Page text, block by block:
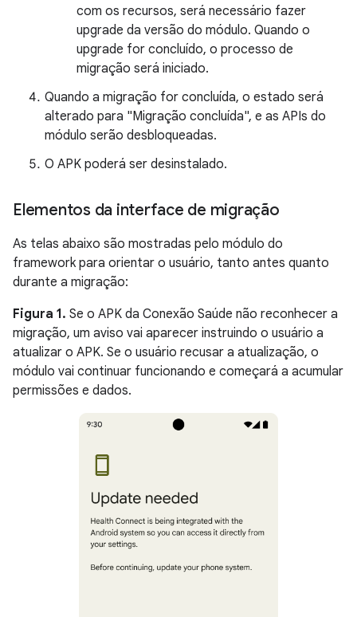
com os recursos, será necessário fazer
upgrade da versão do módulo. Quando o
upgrade for concluído, o processo de
migração será iniciado.
Quando a migração for concluída, o estado será
alterado para "Migração concluída", e as APIs do
módulo serão desbloqueadas.
O APK poderá ser desinstalado.
Elementos da interface de migração
As telas abaixo são mostradas pelo módulo do
framework para orientar o usuário, tanto antes quanto
durante a migração:
Figura 1. Se o APK da Conexão Saúde não reconhecer a
migração, um aviso vai aparecer instruindo o usuário a
atualizar o APK. Se o usuário recusar a atualização, o
módulo vai continuar funcionando e começará a acumular
permissões e dados.